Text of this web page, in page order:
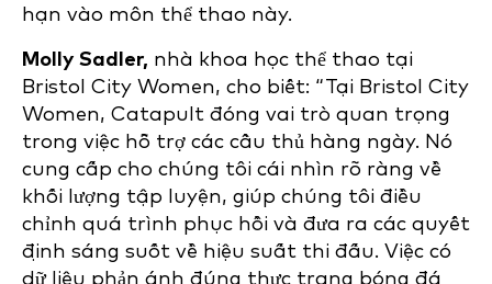
hạn vào môn thể thao này.
Molly Sadler, nhà khoa học thể thao tại
Bristol City Women, cho biết: “Tại Bristol City
Women, Catapult đóng vai trò quan trọng
trong việc hỗ trợ các cầu thủ hàng ngày. Nó
cung cấp cho chúng tôi cái nhìn rõ ràng về
khối lượng tập luyện, giúp chúng tôi điều
chỉnh quá trình phục hồi và đưa ra các quyết
định sáng suốt về hiệu suất thi đấu. Việc có
dữ liệu phản ánh đúng thực trạng bóng đá